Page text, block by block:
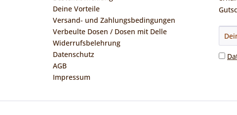
Deine Vorteile
Versand- und Zahlungsbedingungen
Verbeulte Dosen / Dosen mit Delle
Widerrufsbelehrung
Datenschutz
AGB
Impressum